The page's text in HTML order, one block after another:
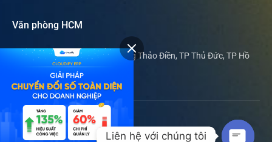
Văn phòng HCM
169 Nguyễn Văn Hưởng, phường Thảo Điền, TP Thủ Đức, TP Hồ
Chí Minh
© 2019 - 2024 Cloudify ERP.
Liên hệ với chúng tôi